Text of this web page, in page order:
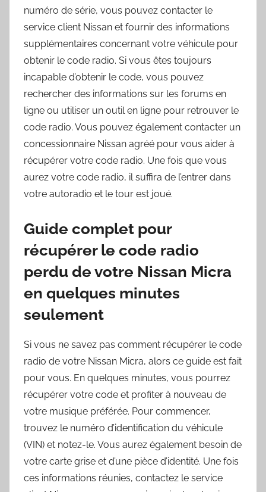
numéro de série, vous pouvez contacter le
service client Nissan et fournir des informations
supplémentaires concernant votre véhicule pour
obtenir le code radio. Si vous êtes toujours
incapable d’obtenir le code, vous pouvez
rechercher des informations sur les forums en
ligne ou utiliser un outil en ligne pour retrouver le
code radio. Vous pouvez également contacter un
concessionnaire Nissan agréé pour vous aider à
récupérer votre code radio. Une fois que vous
aurez votre code radio, il suffira de l’entrer dans
votre autoradio et le tour est joué.
Guide complet pour
récupérer le code radio
perdu de votre Nissan Micra
en quelques minutes
seulement
Si vous ne savez pas comment récupérer le code
radio de votre Nissan Micra, alors ce guide est fait
pour vous. En quelques minutes, vous pourrez
récupérer votre code et profiter à nouveau de
votre musique préférée. Pour commencer,
trouvez le numéro d’identification du véhicule
(VIN) et notez-le. Vous aurez également besoin de
votre carte grise et d’une pièce d’identité. Une fois
ces informations réunies, contactez le service